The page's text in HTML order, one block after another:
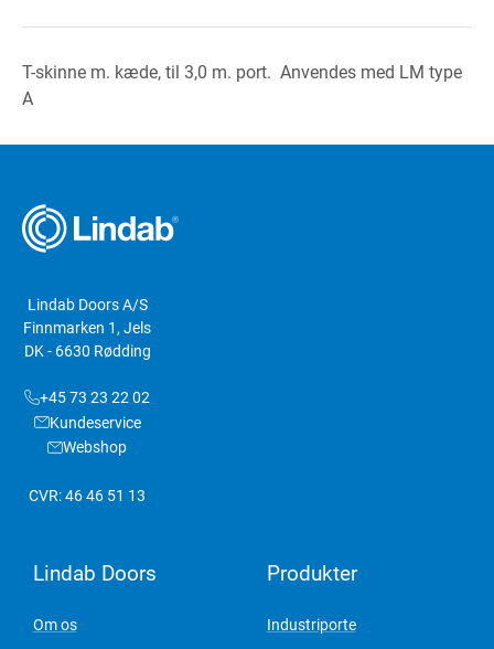
T-skinne m. kæde, til 3,0 m. port. Anvendes med LM type
A
Lindab Doors A/S
Finnmarken 1, Jels
DK - 6630 Rødding
+45 73 23 22 02
Kundeservice
Webshop
CVR: 46 46 51 13
Lindab Doors
Om os
Produkter
Industriporte